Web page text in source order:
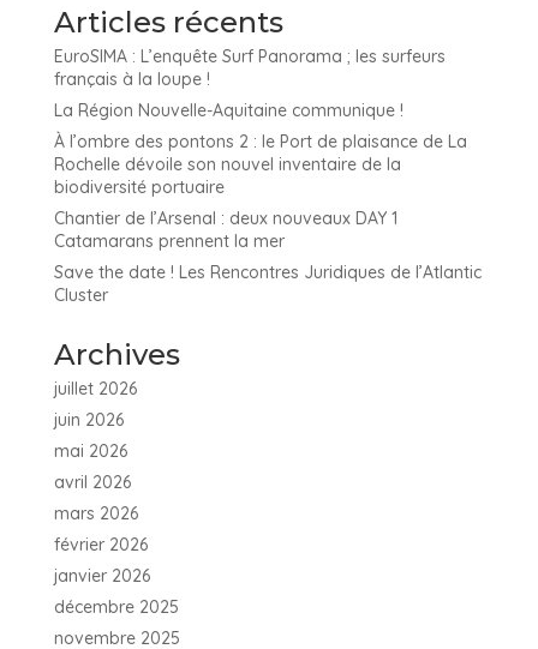
Articles récents
EuroSIMA : L’enquête Surf Panorama ; les surfeurs
français à la loupe !
La Région Nouvelle-Aquitaine communique !
À l’ombre des pontons 2 : le Port de plaisance de La
Rochelle dévoile son nouvel inventaire de la
biodiversité portuaire
Chantier de l’Arsenal : deux nouveaux DAY 1
Catamarans prennent la mer
Save the date ! Les Rencontres Juridiques de l’Atlantic
Cluster
Archives
juillet 2026
juin 2026
mai 2026
avril 2026
mars 2026
février 2026
janvier 2026
décembre 2025
novembre 2025